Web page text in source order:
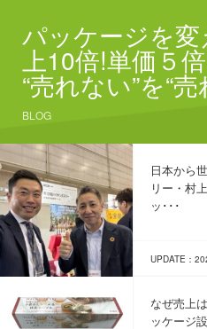
パッケージを
上10倍!単価５
“売れない”を“
BLOG
日本から
リー・村
ッ･･･
UPDATE：
なぜ売上
ッケージ